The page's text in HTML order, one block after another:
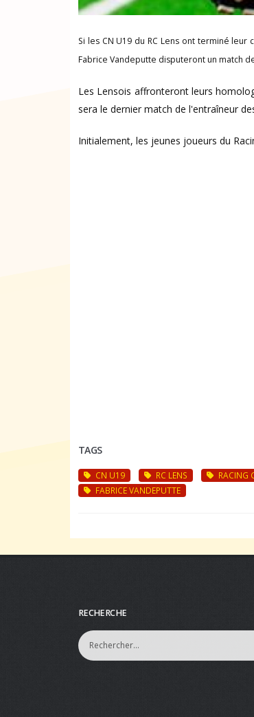
Si les CN U19 du RC Lens ont terminé
Fabrice Vandeputte disputeront un match
Les Lensois affronteront leurs
sera le dernier match de l'entraîneur
Initialement, les jeunes joueurs du
TAGS
CN U19 RC LENS RACING
FABRICE VANDEPUTTE
RECHERCHE